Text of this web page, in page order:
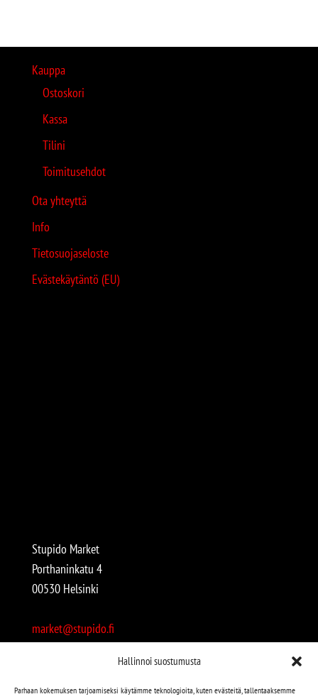
Hallinnoi suostumusta
Parhaan kokemuksen tarjoamiseksi käytämme teknologioita, kuten evästeitä, tallentaaksemme
Kauppa
Ostoskori
Kassa
Tilini
Toimitusehdot
Ota yhteyttä
Info
Tietosuojaseloste
Evästekäytäntö (EU)
Stupido Market
Porthaninkatu 4
00530 Helsinki
market@stupido.fi
Avoinna: